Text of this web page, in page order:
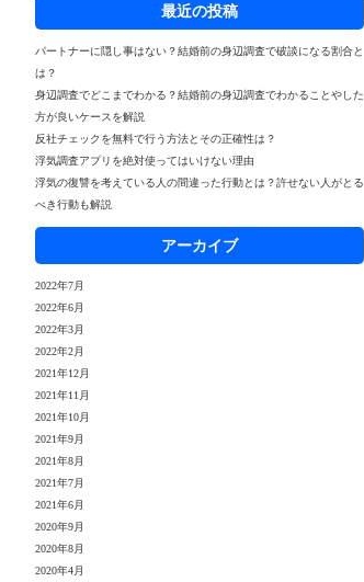
最近の投稿
パートナーに隠し事はない？結婚前の身辺調査で破談になる割合と
は？
身辺調査でどこまでわかる？結婚前の身辺調査でわかることやした
方が良いケースを解説
反社チェックを無料で行う方法とその正確性は？
浮気調査アプリを絶対使ってはいけない理由
浮気の復讐を考えている人の間違った行動とは？許せない人がとる
べき行動も解説
アーカイブ
2022年7月
2022年6月
2022年3月
2022年2月
2021年12月
2021年11月
2021年10月
2021年9月
2021年8月
2021年7月
2021年6月
2020年9月
2020年8月
2020年4月